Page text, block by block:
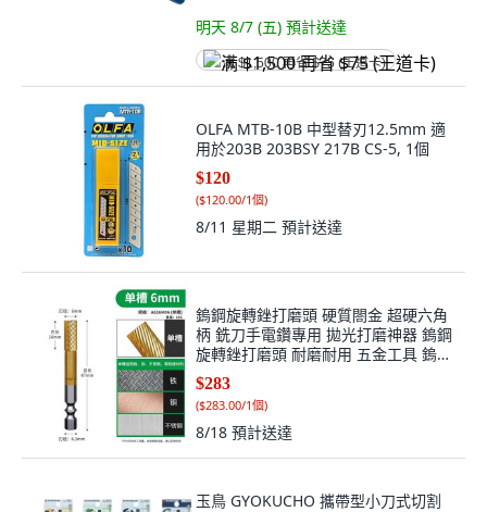
明天 8/7 (五) 預計送達
满 $1,500 再省 $75 (王道卡)
OLFA MTB-10B 中型替刃12.5mm 適
用於203B 203BSY 217B CS-5, 1個
$120
($120.00/1個)
8/11 星期二 預計送達
鎢鋼旋轉銼打磨頭 硬質閤金 超硬六角
柄 銑刀手電鑽專用 拋光打磨神器 鎢鋼
旋轉銼打磨頭 耐磨耐用 五金工具 鎢鋼
旋轉, 1個, A0616單槽 鍍鈦鎢鋼 新陞
級
$283
($283.00/1個)
8/18 預計送達
玉鳥 GYOKUCHO 攜帶型小刀式切割